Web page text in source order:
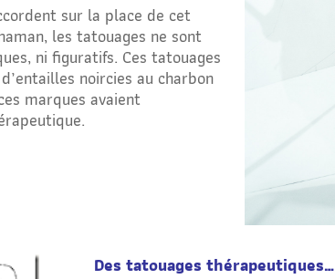
sur la place de cet
les tatouages ne sont
ni figuratifs. Ces tatouages
noircies au charbon
marques avaient
Des tatouages thérapeutiques…